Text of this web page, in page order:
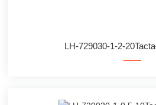
LH-729030-1-2-